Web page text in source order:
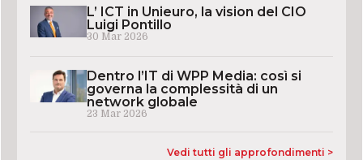
L’ ICT in Unieuro, la vision del CIO
Luigi Pontillo
30 Mar 2026
Dentro l’IT di WPP Media: così si
governa la complessità di un
network globale
23 Mar 2026
Vedi tutti gli approfondimenti >